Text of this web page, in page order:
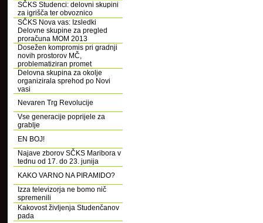
SČKS Studenci: delovni skupini
za igrišča ter obvoznico
SČKS Nova vas: Izsledki
Delovne skupine za pregled
proračuna MOM 2013
Dosežen kompromis pri gradnji
novih prostorov MČ,
problematiziran promet
Delovna skupina za okolje
organizirala sprehod po Novi
vasi
Nevaren Trg Revolucije
Vse generacije poprijele za
grablje
EN BOJ!
Najave zborov SČKS Maribora v
tednu od 17. do 23. junija
KAKO VARNO NA PIRAMIDO?
Izza televizorja ne bomo nič
spremenili
Kakovost življenja Studenčanov
pada